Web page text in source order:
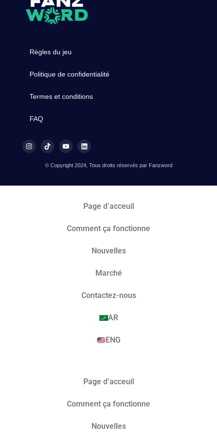
Règles du jeu
Politique de confidentialité
Termes et conditions
FAQ
© Copyright 2024, Tous droits réservés par Fanzword
Page d’acceuil
Comment ça fonctionne
Nouvelles
Marché​
Contactez-nous
AR
ENG
Page d’acceuil
Comment ça fonctionne
Nouvelles